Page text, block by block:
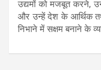
उद्यमों को मजबूत करने,
और उन्‍हें देश के आर्थिक
निभाने में सक्षम बनाने के